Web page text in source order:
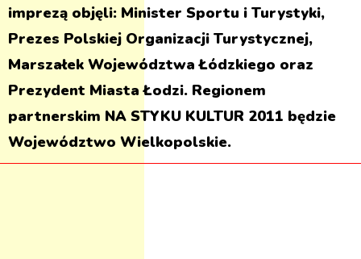
imprezą objęli: Minister Sportu i Turystyki,
Prezes Polskiej Organizacji Turystycznej,
Marszałek Województwa Łódzkiego oraz
Prezydent Miasta Łodzi. Regionem
partnerskim NA STYKU KULTUR 2011 będzie
Województwo Wielkopolskie.